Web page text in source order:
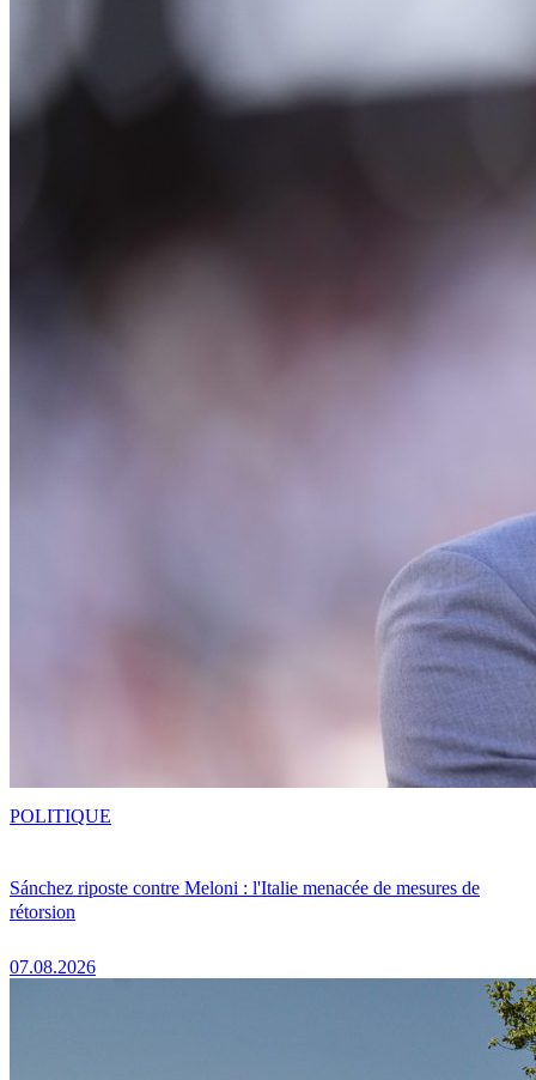
Sánchez riposte contre Meloni : l'Italie menacée de mesures de
rétorsion
07.08.2026
POLITIQUE